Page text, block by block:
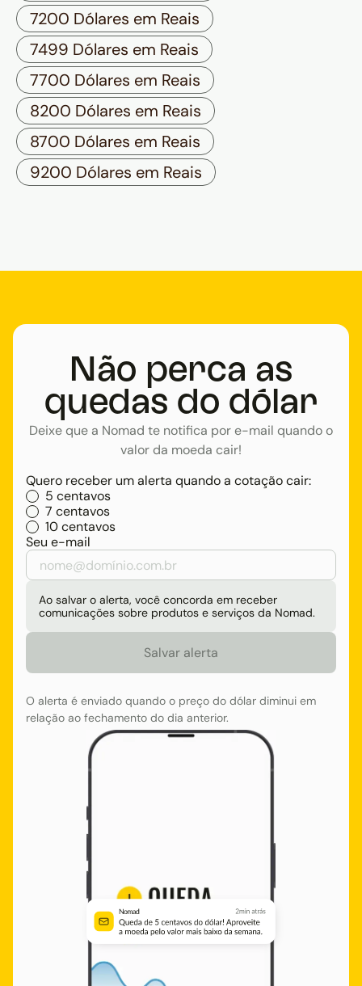
7200 Dólares em Reais
7499 Dólares em Reais
7700 Dólares em Reais
8200 Dólares em Reais
8700 Dólares em Reais
9200 Dólares em Reais
Não perca as
quedas do dólar
Deixe que a Nomad te notifica por e-mail quando o
valor da moeda cair!
Quero receber um alerta quando a cotação cair:
5 centavos
7 centavos
10 centavos
Seu e-mail
Ao salvar o alerta, você concorda em receber
comunicações sobre produtos e serviços da Nomad.
O alerta é enviado quando o preço do dólar diminui em
relação ao fechamento do dia anterior.